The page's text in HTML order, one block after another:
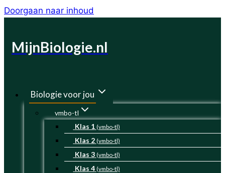
Doorgaan naar inhoud
MijnBiologie.nl
Biologie voor jou
vmbo-tl
Klas 1 (vmbo-tl)
Klas 2 (vmbo-tl)
Klas 3 (vmbo-tl)
Klas 4 (vmbo-tl)